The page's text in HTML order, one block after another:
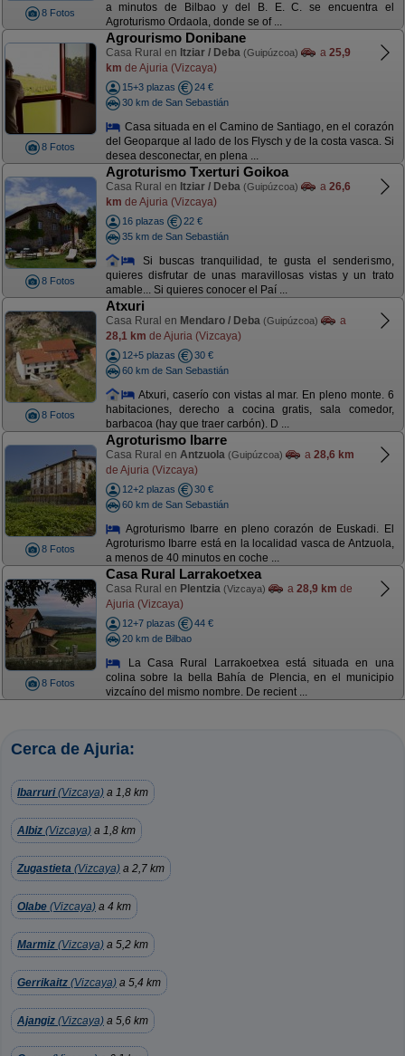
8 Fotos
a minutos de Bilbao y del B. E. C. se encuentra el
Agroturismo Ordaola, donde se of ...
8 Fotos
Agrourismo Donibane
Casa Rural en Itziar / Deba (Guipúzcoa) a 25,9
km de Ajuria (Vizcaya)
15+3 plazas
24 €
30 km de San Sebastián
Casa situada en el Camino de Santiago, en el corazón
del Geoparque al lado de los Flysch y de la costa vasca. Si
desea desconectar, en plena ...
8 Fotos
Agroturismo Txerturi Goikoa
Casa Rural en Itziar / Deba (Guipúzcoa) a 26,6
km de Ajuria (Vizcaya)
16 plazas
22 €
35 km de San Sebastián
Si buscas tranquilidad, te gusta el senderismo,
quieres disfrutar de unas maravillosas vistas y un trato
amable... Si quieres conocer el Paí ...
8 Fotos
Atxuri
Casa Rural en Mendaro / Deba (Guipúzcoa)
a
28,1 km de Ajuria (Vizcaya)
12+5 plazas
30 €
60 km de San Sebastián
Atxuri, caserío con vistas al mar. En pleno monte. 6
habitaciones, derecho a cocina gratis, sala comedor,
barbacoa (hay que traer carbón). D ...
8 Fotos
Agroturismo Ibarre
Casa Rural en Antzuola (Guipúzcoa) a 28,6 km
de Ajuria (Vizcaya)
12+2 plazas
30 €
60 km de San Sebastián
Agroturismo Ibarre en pleno corazón de Euskadi. El
Agroturismo Ibarre está en la localidad vasca de Antzuola,
a menos de 40 minutos en coche ...
8 Fotos
Casa Rural Larrakoetxea
Casa Rural en Plentzia (Vizcaya) a 28,9 km de
Ajuria (Vizcaya)
12+7 plazas
44 €
20 km de Bilbao
La Casa Rural Larrakoetxea está situada en una
colina sobre la bella Bahía de Plencia, en el municipio
vizcaíno del mismo nombre. De recient ...
Cerca de Ajuria:
Ibarruri(Vizcaya) a 1,8 km
Albiz (Vizcaya) a 1,8 km
Zugastieta (Vizcaya) a 2,7 km
Olabe (Vizcaya) a 4 km
Marmiz (Vizcaya) a 5,2 km
Gerrikaitz (Vizcaya) a 5,4 km
Ajangiz (Vizcaya) a 5,6 km